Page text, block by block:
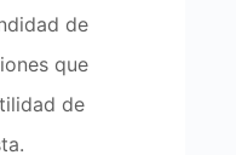
de
que
de